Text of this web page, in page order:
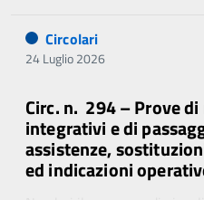
Circolari
24 Luglio 2026
Circ. n. 294 – Prove
integrativi e di
assistenze,
ed indicazioni